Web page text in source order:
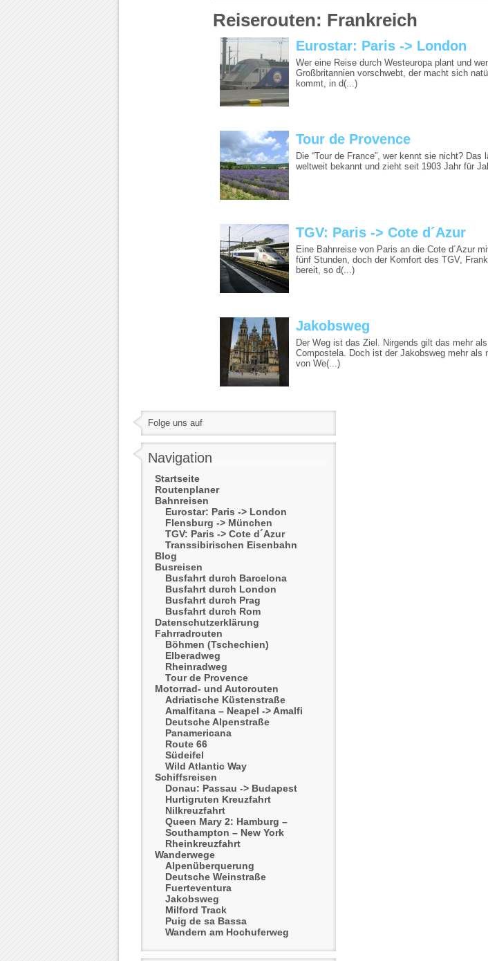
Reiserouten: Frankreich
Eurostar: Paris -> London
Wer eine Reise durch Westeuropa plant und
Großbritannien vorschwebt, der macht sich
kommt, in d(...)
Tour de Provence
Die “Tour de France”, wer kennt sie nicht?
weltweit bekannt und zieht seit 1903 Jahr für
TGV: Paris -> Cote d´Azur
Eine Bahnreise von Paris an die Cote d´Azur
fünf Stunden, doch der Komfort des TGV,
bereit, so d(...)
Jakobsweg
Der Weg ist das Ziel. Nirgends gilt das mehr
Compostela. Doch ist der Jakobsweg mehr als
von We(...)
Folge uns auf
Navigation
Startseite
Routenplaner
Bahnreisen
Eurostar: Paris -> London
Flensburg -> München
TGV: Paris -> Cote d´Azur
Transsibirischen Eisenbahn
Blog
Busreisen
Busfahrt durch Barcelona
Busfahrt durch London
Busfahrt durch Prag
Busfahrt durch Rom
Datenschutzerklärung
Fahrradrouten
Böhmen (Tschechien)
Elberadweg
Rheinradweg
Tour de Provence
Motorrad- und Autorouten
Adriatische Küstenstraße
Amalfitana – Neapel -> Amalfi
Deutsche Alpenstraße
Panamericana
Route 66
Südeifel
Wild Atlantic Way
Schiffsreisen
Donau: Passau -> Budapest
Hurtigruten Kreuzfahrt
Nilkreuzfahrt
Queen Mary 2: Hamburg –
Southampton – New York
Rheinkreuzfahrt
Wanderwege
Alpenüberquerung
Deutsche Weinstraße
Fuerteventura
Jakobsweg
Milford Track
Puig de sa Bassa
Wandern am Hochuferweg